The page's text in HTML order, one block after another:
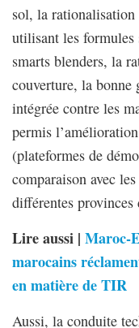
sol, la
utilisant les formules
smarts blenders, la
couverture, la
intégrée contre les
permis
(plateformes de
comparaison avec
différentes provinces
Lire aussi | Maroc-
marocains
en matière de TIR
Aussi, la conduite